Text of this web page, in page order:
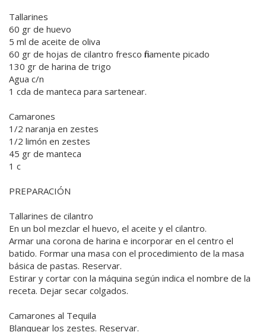
Tallarines
60 gr de huevo
5 ml de aceite de oliva
60 gr de hojas de cilantro fresco finamente picado
130 gr de harina de trigo
Agua c/n
1 cda de manteca para sartenear.
Camarones
1/2 naranja en zestes
1/2 limón en zestes
45 gr de manteca
1 c
PREPARACIÓN
Tallarines de cilantro
En un bol mezclar el huevo, el aceite y el cilantro.
Armar una corona de harina e incorporar en el centro el
batido. Formar una masa con el procedimiento de la masa
básica de pastas. Reservar.
Estirar y cortar con la máquina según indica el nombre de la
receta. Dejar secar colgados.
Camarones al Tequila
Blanquear los zestes. Reservar.